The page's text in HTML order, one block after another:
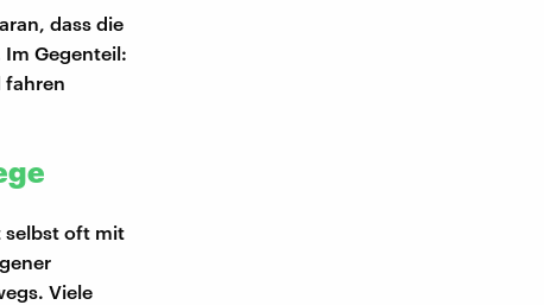
dass die
Gegenteil:
fahren
selbst oft mit
Viele